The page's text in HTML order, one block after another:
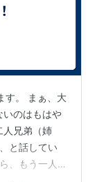
す。 まぁ、大
いのはもはや
人兄弟（姉
と話してい
、もう一人